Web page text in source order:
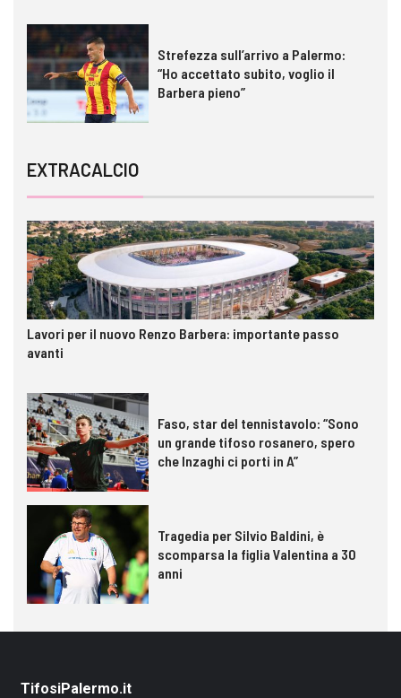
Strefezza sull’arrivo a Palermo:
“Ho accettato subito, voglio il
Barbera pieno”
EXTRACALCIO
Lavori per il nuovo Renzo Barbera: importante passo
avanti
Faso, star del tennistavolo: “Sono
un grande tifoso rosanero, spero
che Inzaghi ci porti in A”
Tragedia per Silvio Baldini, è
scomparsa la figlia Valentina a 30
anni
TifosiPalermo.it